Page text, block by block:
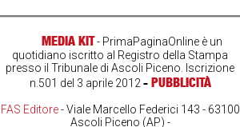
MEDIA KIT- PrimaPaginaOnline è un
quotidiano iscritto al Registro della Stampa
presso il Tribunale di Ascoli Piceno. Iscrizione
n.501 del 3 aprile 2012- PUBBLICITÀ
FAS Editore- Viale Marcello Federici 143 - 63100
Ascoli Piceno (AP) -